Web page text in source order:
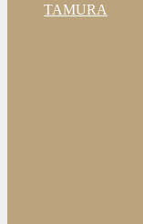
TAMURA